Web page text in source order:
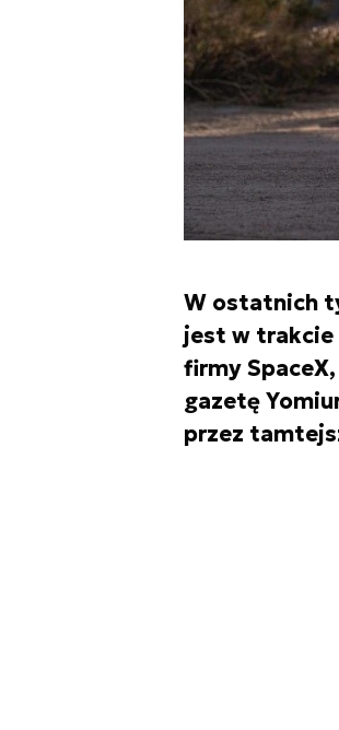
W ostatnich
jest w
firmy
gazetę
przez